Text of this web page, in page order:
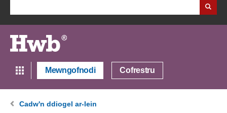
Mewngofnodi Cofrestru
Cadw'n ddiogel ar-lein